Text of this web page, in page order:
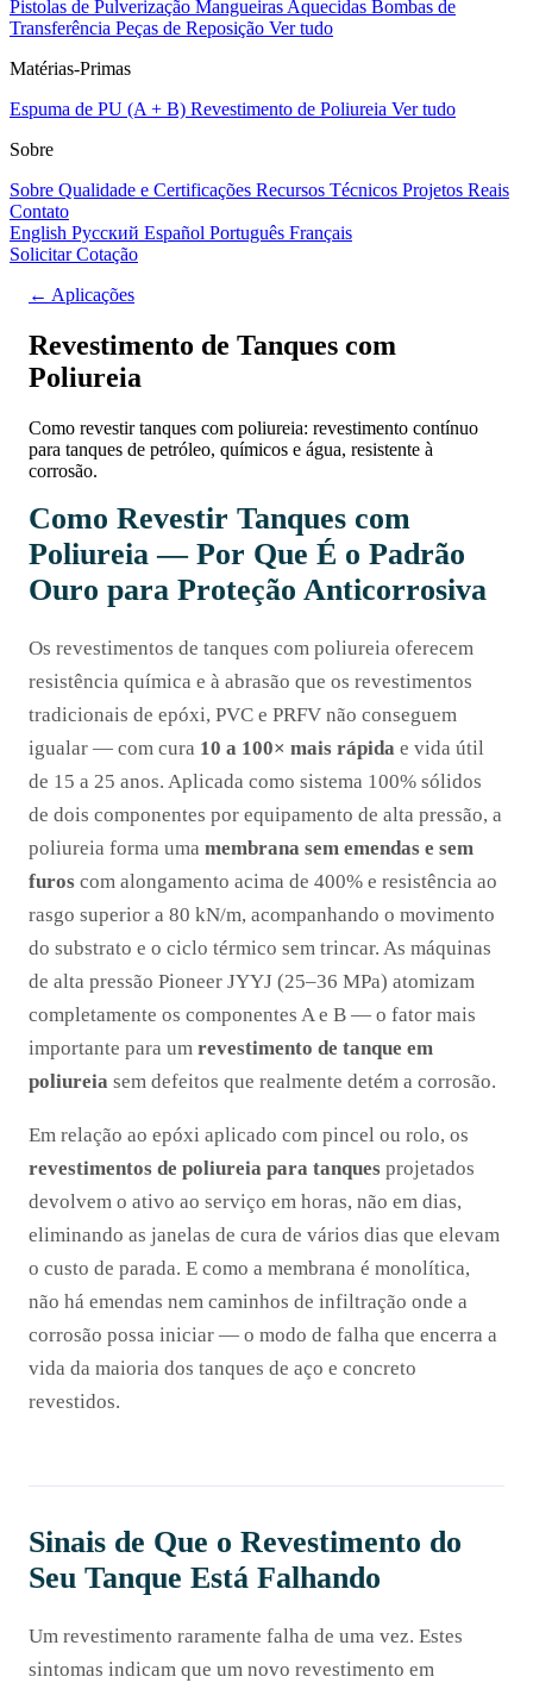
Pistolas de Pulverização Mangueiras Aquecidas Bombas de
Transferência Peças de Reposição Ver tudo
Matérias-Primas
Espuma de PU (A + B) Revestimento de Poliureia Ver tudo
Sobre
Sobre Qualidade e Certificações Recursos Técnicos Projetos Reais
Contato
English Русский Español Português Français
Solicitar Cotação
← Aplicações
Revestimento de Tanques com
Poliureia
Como revestir tanques com poliureia: revestimento contínuo
para tanques de petróleo, químicos e água, resistente à
corrosão.
Como Revestir Tanques com
Poliureia — Por Que É o Padrão
Ouro para Proteção Anticorrosiva
Os revestimentos de tanques com poliureia oferecem
resistência química e à abrasão que os revestimentos
tradicionais de epóxi, PVC e PRFV não conseguem
igualar — com cura 10 a 100× mais rápida e vida útil
de 15 a 25 anos. Aplicada como sistema 100% sólidos
de dois componentes por equipamento de alta pressão, a
poliureia forma uma membrana sem emendas e sem
furos com alongamento acima de 400% e resistência ao
rasgo superior a 80 kN/m, acompanhando o movimento
do substrato e o ciclo térmico sem trincar. As máquinas
de alta pressão Pioneer JYYJ (25–36 MPa) atomizam
completamente os componentes A e B — o fator mais
importante para um revestimento de tanque em
poliureia sem defeitos que realmente detém a corrosão.
Em relação ao epóxi aplicado com pincel ou rolo, os
revestimentos de poliureia para tanques projetados
devolvem o ativo ao serviço em horas, não em dias,
eliminando as janelas de cura de vários dias que elevam
o custo de parada. E como a membrana é monolítica,
não há emendas nem caminhos de infiltração onde a
corrosão possa iniciar — o modo de falha que encerra a
vida da maioria dos tanques de aço e concreto
revestidos.
Sinais de Que o Revestimento do
Seu Tanque Está Falhando
Um revestimento raramente falha de uma vez. Estes
sintomas indicam que um novo revestimento em